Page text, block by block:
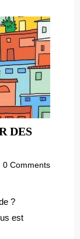
DES
0 Comments
?
est